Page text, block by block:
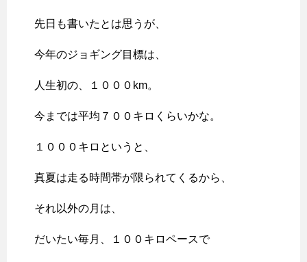
先日も書いたとは思うが、
今年のジョギング目標は、
人生初の、１０００km。
今までは平均７００キロくらいかな。
１０００キロというと、
真夏は走る時間帯が限られてくるから、
それ以外の月は、
だいたい毎月、１００キロペースで